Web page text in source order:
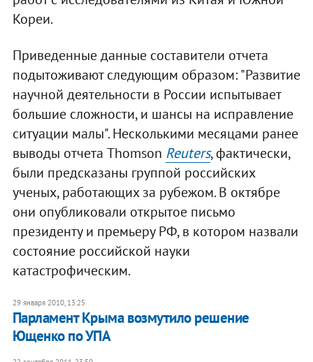
Кореи.
Приведенные данные составители отчета
подытоживают следующим образом: "Развитие
научной деятельности в России испытывает
большие сложности, и шансы на исправление
ситуации малы". Несколькими месяцами ранее
выводы отчета Thomson Reuters, фактически,
были предсказаны группой российских
ученых, работающих за рубежом. В октябре
они опубликовали открытое письмо
президенту и премьеру РФ, в котором назвали
состояние российской науки
катастрофическим.
29 января 2010, 13:25
Парламент Крыма возмутило решение
Ющенко по УПА